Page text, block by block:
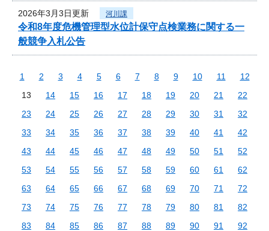
2026年3月3日更新 河川課
令和8年度危機管理型水位計保守点検業務に関する一
般競争入札公告
1 2 3 4 5 6 7 8 9 10 11
12
13
14 15 16 17 18 19 20 21
22
23
24 25 26 27 28 29 30 31
32
33
34 35 36 37 38 39 40 41
42
43
44 45 46 47 48 49 50 51
52
53
54 55 56 57 58 59 60 61
62
63
64 65 66 67 68 69 70 71
72
73
74 75 76 77 78 79 80 81
82
83
84 85 86 87 88 89 90 91
92